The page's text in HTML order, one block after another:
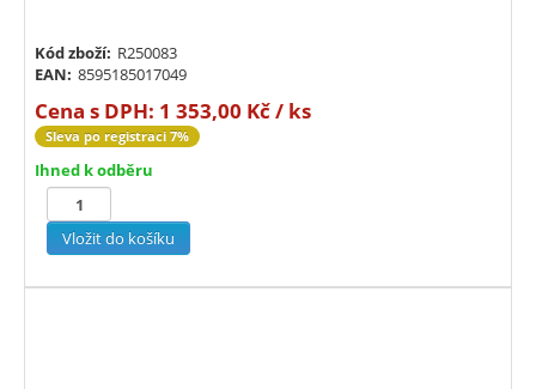
Kód zboží: R250083
EAN: 8595185017049
Cena s DPH: 1 353,00 Kč / ks
Sleva po registraci 7%
Ihned k odběru